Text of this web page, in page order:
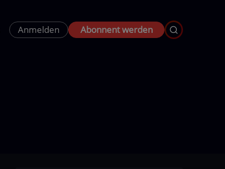
Anmelden Abonnent werden